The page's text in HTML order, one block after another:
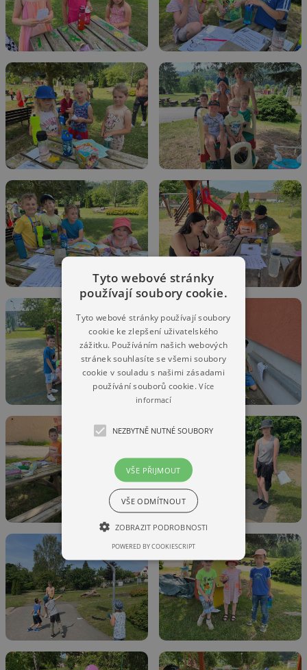
Tyto webové stránky
používají soubory cookie.
Tyto webové stránky používají soubory
cookie ke zlepšení uživatelského
zážitku. Používáním našich webových
stránek souhlasíte se všemi soubory
cookie v souladu s našimi zásadami
používání souborů cookie.Více
informací
NEZBYTNĚ NUTNÉ SOUBORY
VŠE PŘIJMOUT
VŠE ODMÍTNOUT
ZOBRAZIT PODROBNOSTI
POWERED BY COOKIESCRIPT